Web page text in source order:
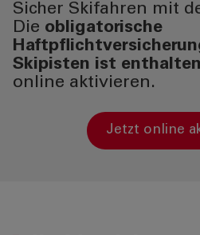
TOOLS
AKTUELLES
Sicher Skifahren mit
Die obligatorische
Skipisten ist enthalten
online aktivieren.
jetzt online